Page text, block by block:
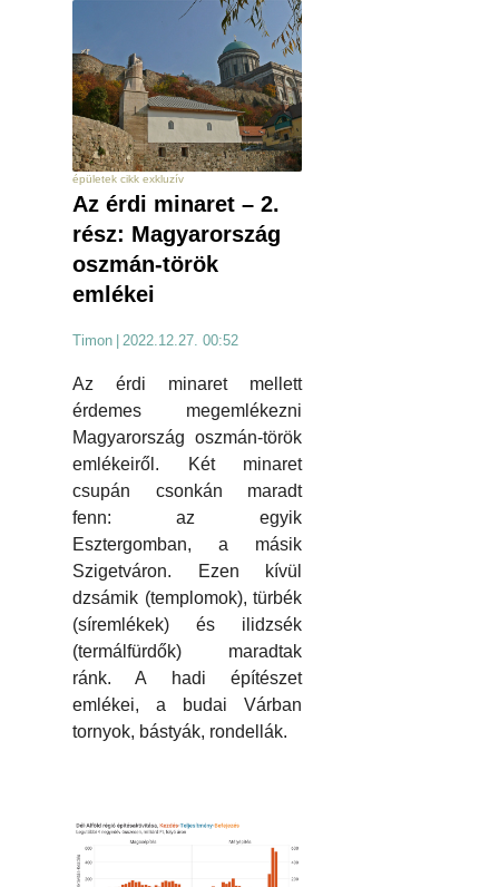
épületek cikk exkluzív
Az érdi minaret – 2.
rész: Magyarország
oszmán-török
emlékei
Timon 2022.12.27. 00:52
Az érdi minaret mellett
érdemes megemlékezni
Magyarország oszmán-török
emlékeiről. Két minaret
csupán csonkán maradt
fenn: az egyik
Esztergomban, a másik
Szigetváron. Ezen kívül
dzsámik (templomok), türbék
(síremlékek) és ilidzsék
(termálfürdők) maradtak
ránk. A hadi építészet
emlékei, a budai Várban
tornyok, bástyák, rondellák.